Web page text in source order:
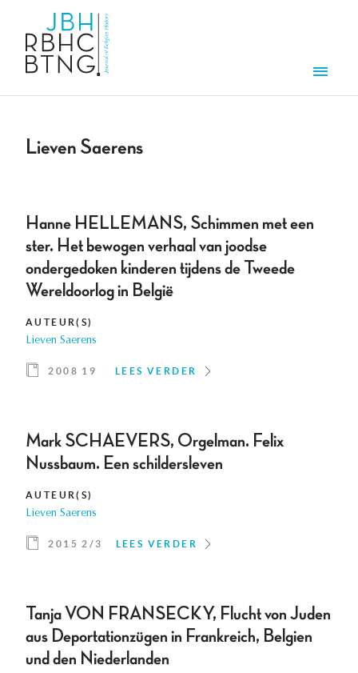
Lieven Saerens
Hanne HELLEMANS, Schimmen met een
ster. Het bewogen verhaal van joodse
ondergedoken kinderen tijdens de Tweede
Wereldoorlog in België
AUTEUR(S)
Lieven Saerens
2008 19 LEES VERDER
Mark SCHAEVERS, Orgelman. Felix
Nussbaum. Een schildersleven
AUTEUR(S)
Lieven Saerens
2015 2/3 LEES VERDER
Tanja VON FRANSECKY, Flucht von Juden
aus Deportationzügen in Frankreich, Belgien
und den Niederlanden